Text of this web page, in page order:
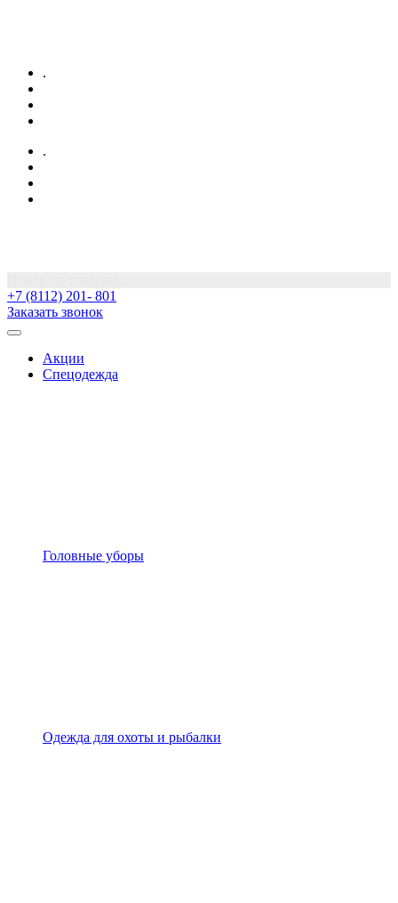
.
.
+7 (8112) 201- 801
Заказать звонок
Акции
Спецодежда
Головные уборы
Одежда для охоты и рыбалки